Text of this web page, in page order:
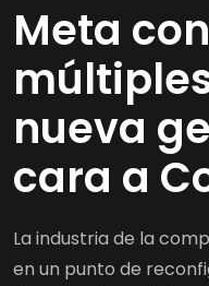
Meta
nueva
cara a
La industria de la
en un punto de